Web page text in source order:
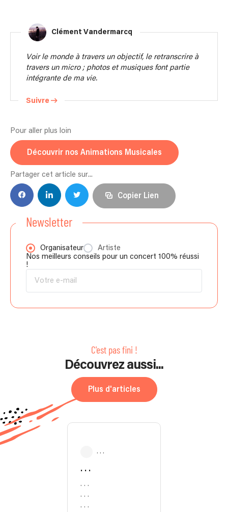
Clément Vandermarcq
Voir le monde à travers un objectif, le retranscrire à
travers un micro ; photos et musiques font partie
intégrante de ma vie.
Suivre
Pour aller plus loin
Découvrir nos Animations Musicales
Partager cet article sur...
Copier Lien
Newsletter
Organisateur
Artiste
Nos meilleurs conseils pour un concert 100% réussi
!
C'est pas fini !
Découvrez aussi...
Plus d'articles
. . .
. . .
. . .
. . .
. . .